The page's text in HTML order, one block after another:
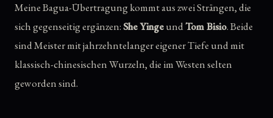
Meine Bagua-Übertragung kommt aus zwei Strängen, die
sich gegenseitig ergänzen:She YingeundTom Bisio. Beide
sind Meister mit jahrzehntelanger eigener Tiefe und mit
klassisch-chinesischen Wurzeln, die im Westen selten
geworden sind.